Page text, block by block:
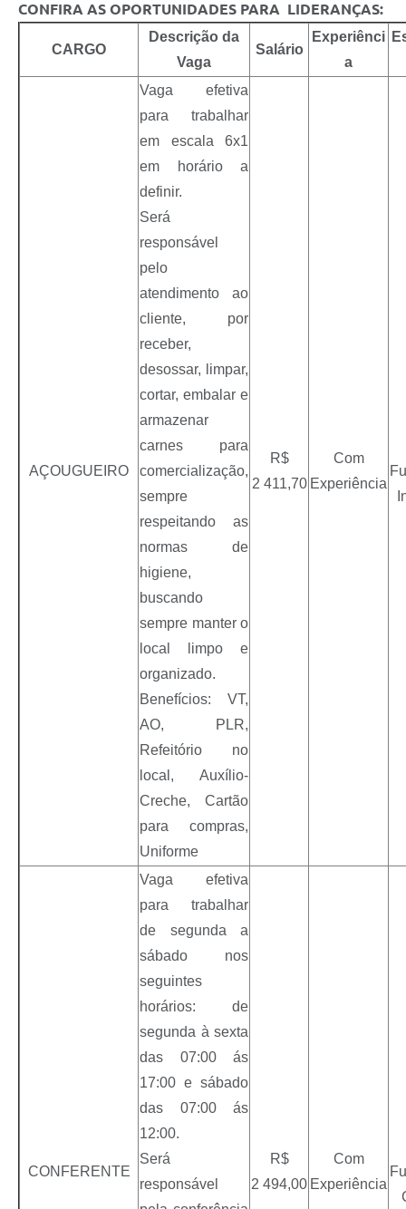
CONFIRA AS OPORTUNIDADES PARA LIDERANÇAS:
CARGO
Descrição da
Vaga
Salário
Experiênci
a
AÇOUGUEIRO
Vaga efetiva
para trabalhar
em escala 6x1
em horário a
definir.
Será
responsável
pelo
atendimento ao
cliente, por
receber,
desossar, limpar,
cortar, embalar e
armazenar
carnes para
comercialização,
sempre
respeitando as
normas de
higiene,
buscando
sempre manter o
local limpo e
organizado.
Benefícios: VT,
AO, PLR,
Refeitório no
local, Auxílio-
Creche, Cartão
para compras,
Uniforme
R$
2 411,70
Com
Experiência
CONFERENTE
Vaga efetiva
para trabalhar
de segunda a
sábado nos
seguintes
horários: de
segunda à sexta
das 07:00 ás
17:00 e sábado
das 07:00 ás
12:00.
Será
responsável
R$
2 494,00
Com
Experiência